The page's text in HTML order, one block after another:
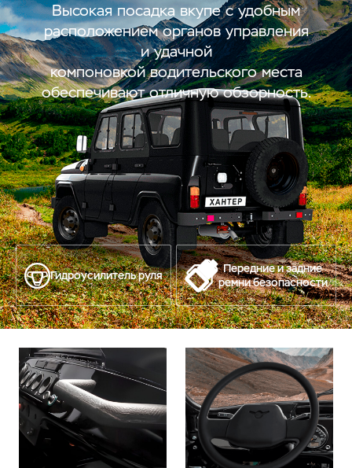
Высокая посадка вкупе с удобным
расположением органов управления
и удачной
компоновкой водительского места
обеспечивают отличную обзорность.
Гидроусилитель руля
Передние и задние
ремни безопасности